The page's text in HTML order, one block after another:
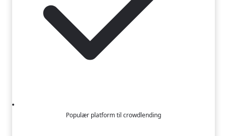
Populær platform til crowdlending